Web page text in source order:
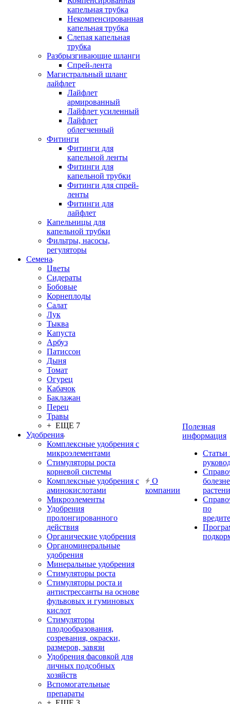
капельная трубка
Некомпенсированная
капельная трубка
Слепая капельная
трубка
Разбрызгивающие шланги
Спрей-лента
Магистральный шланг
лайфлет
Лайфлет
армированный
Лайфлет усиленный
Лайфлет
облегченный
Фитинги
Фитинги для
капельной ленты
Фитинги для
капельной трубки
Фитинги для спрей-
ленты
Фитинги для
лайфлет
Капельницы для
капельной трубки
Фильтры, насосы,
регуляторы
Семена
Цветы
Сидераты
Бобовые
Корнеплоды
Салат
Лук
Тыква
Капуста
Арбуз
Патиссон
Дыня
Томат
Огурец
Кабачок
Баклажан
Перец
Травы
+ ЕЩЕ 7
Удобрения
Комплексные удобрения с
микроэлементами
Стимуляторы роста
корневой системы
Комплексные удобрения с
аминокислотами
Микроэлементы
Удобрения
пролонгированного
действия
Органические удобрения
Органоминеральные
удобрения
Минеральные удобрения
Стимуляторы роста
Стимуляторы роста и
антистрессанты на основе
фульвовых и гуминовых
кислот
Стимуляторы
плодообразования,
созревания, окраски,
размеров, завязи
Удобрения фасовкой для
личных подсобных
хозяйств
Вспомогательные
препараты
О
компании
Полезная
информация
Статьи
по